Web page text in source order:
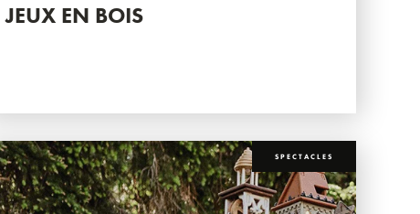
JEUX EN BOIS
SPECTACLES